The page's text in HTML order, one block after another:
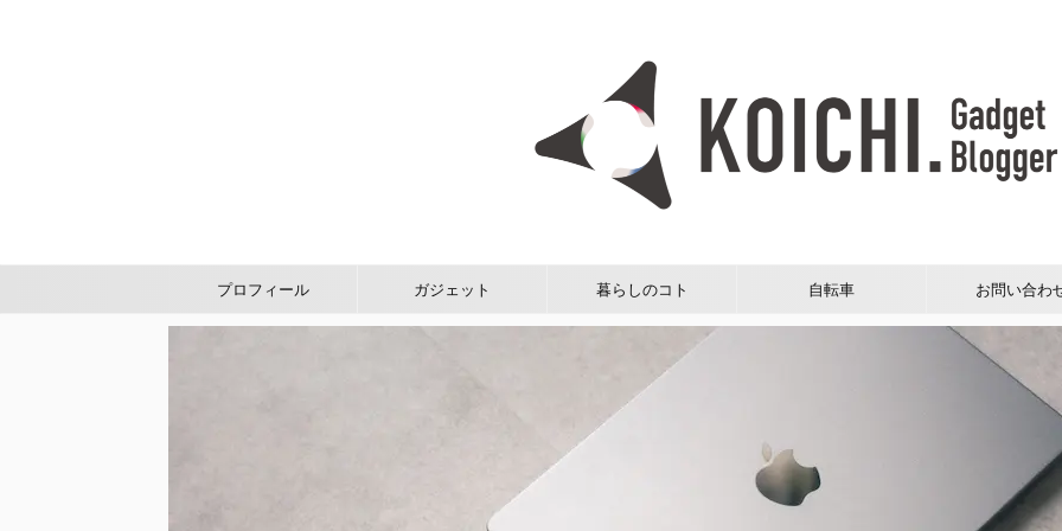
プロフィール ガジェット 暮らしのコト 自転車 お問い合わ